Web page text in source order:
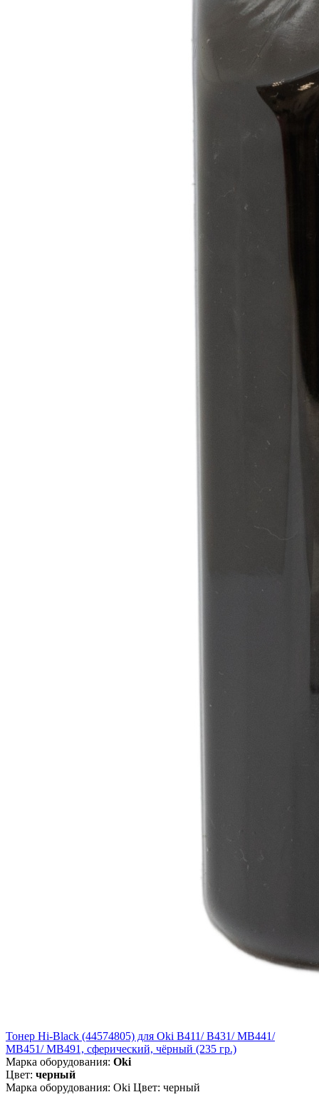
Тонер Hi-Black (44574805) для Oki B411/ B431/ MB441/
MB451/ MB491, сферический, чёрный (235 гр.)
Марка оборудования: Oki
Цвет: черный
Марка оборудования: Oki Цвет: черный